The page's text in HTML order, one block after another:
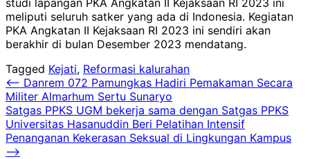
meliputi seluruh satker yang ada di Indonesia. Kegiatan
PKA Angkatan II Kejaksaan RI 2023 ini sendiri akan
berakhir di bulan Desember 2023 mendatang.
Tagged Kejati, Reformasi kalurahan
Navigasi
pos
⟵ Danrem 072 Pamungkas Hadiri Pemakaman Secara
Militer Almarhum Sertu Sunaryo
Satgas PPKS UGM bekerja sama dengan Satgas PPKS
Universitas Hasanuddin Beri Pelatihan Intensif
Penanganan Kekerasan Seksual di Lingkungan Kampus
⟶